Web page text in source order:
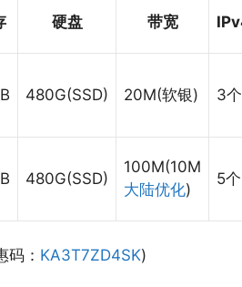
硬盘 带宽
480G(SSD) 20M(软银) 3个
480G(SSD)
100M(10M
大陆优化)
5个
码： KA3T7ZD4SK)